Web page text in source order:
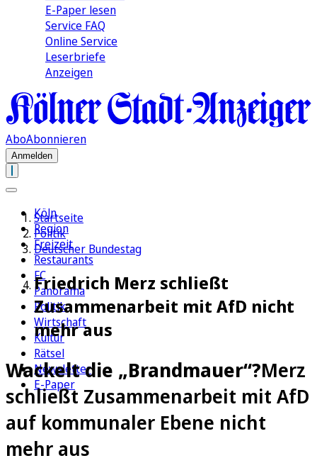
E-Paper lesen
Service FAQ
Online Service
Leserbriefe
Anzeigen
AboAbonnieren
Anmelden
Köln
Region
Freizeit
Restaurants
FC
Panorama
Politik
Wirtschaft
Kultur
Rätsel
Newsletter
E-Paper
Startseite
Politik
Deutscher Bundestag
Friedrich Merz schließt
Zusammenarbeit mit AfD nicht
mehr aus
Wackelt die „Brandmauer“?Merz
schließt Zusammenarbeit mit AfD
auf kommunaler Ebene nicht
mehr aus